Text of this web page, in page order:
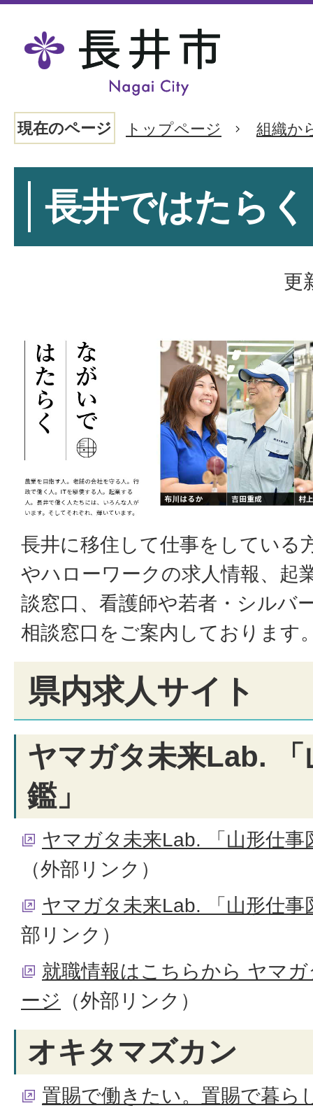
現在のページ トップページ 組織か
長井ではたらく
更
長井に移住して仕事をしている
やハローワークの求人情報、起
談窓口、看護師や若者・シルバ
相談窓口をご案内しております
県内求人サイト
ヤマガタ未来Lab. 「
鑑」
ヤマガタ未来Lab. 「山形仕事
（外部リンク）
ヤマガタ未来Lab. 「山形仕事
部リンク）
就職情報はこちらから ヤマ
ージ （外部リンク）
オキタマズカン
置賜で働きたい。置賜で暮ら